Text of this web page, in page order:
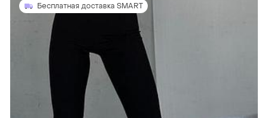
Бесплатная доставка SMART